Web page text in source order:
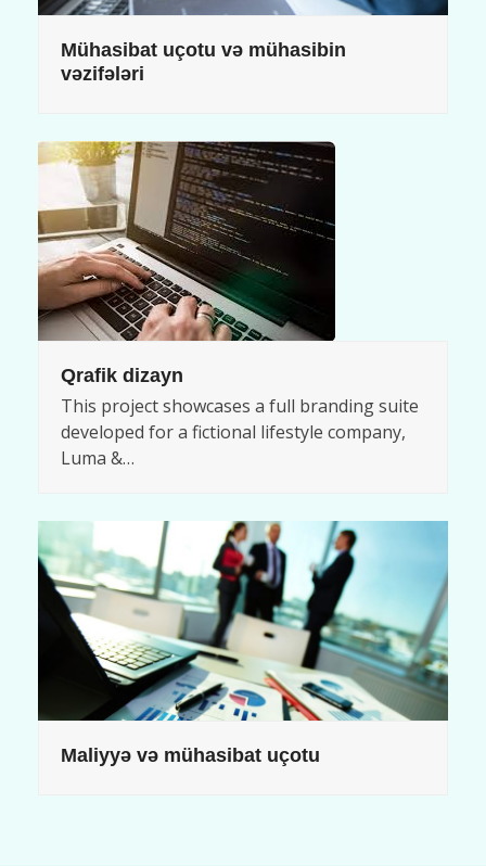
Mühasibat uçotu və mühasibin
vəzifələri
Qrafik dizayn
This project showcases a full branding suite
developed for a fictional lifestyle company,
Luma &…
Maliyyə və mühasibat uçotu